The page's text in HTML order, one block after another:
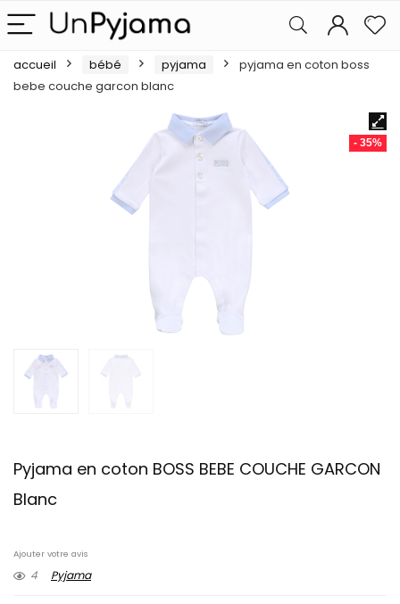
accueil bébé pyjama
pyjama en coton boss
bebe couche garcon blanc
- 35%
Pyjama en coton BOSS BEBE COUCHE GARCON
Blanc
Ajouter votre avis
4 Pyjama